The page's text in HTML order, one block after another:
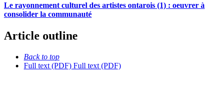
Le rayonnement culturel des artistes ontarois (1) : oeuvrer à
consolider la communauté
Article outline
Back to top
Full text (PDF) Full text (PDF)